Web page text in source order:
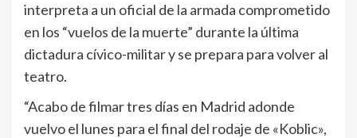
interpreta a un oficial de la armada comprometido
en los “vuelos de la muerte” durante la última
dictadura cívico-militar y se prepara para volver al
teatro.
“Acabo de filmar tres días en Madrid adonde
vuelvo el lunes para el final del rodaje de «Koblic»,